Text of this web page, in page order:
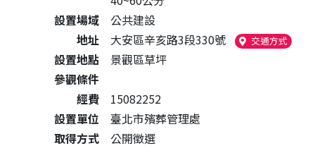
設置場域
公共建設
地址
大安區辛亥路3段330號 交通方式（另
設置地點
景觀區草坪
參觀條件
經費
15082252
設置單位
臺北市殯葬管理處
取得方式
公開徵選